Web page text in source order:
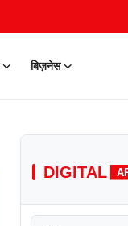
बिज़नेस
DIGITAL